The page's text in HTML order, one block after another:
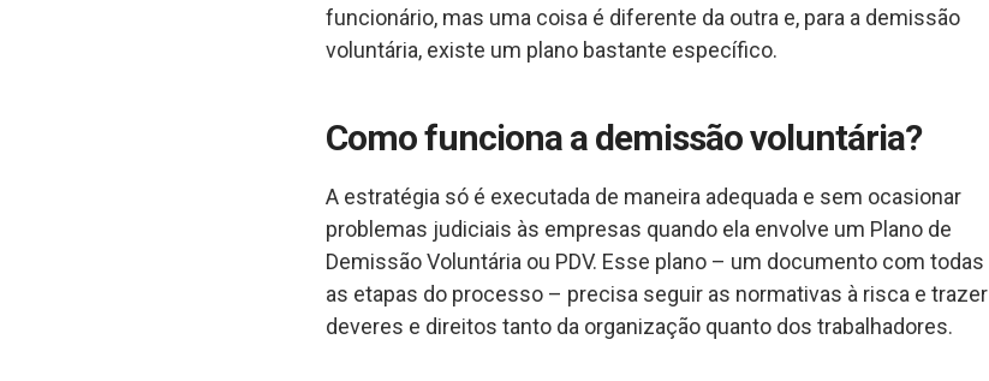
funcionário, mas uma coisa é diferente da outra e, para a demissão
voluntária, existe um plano bastante específico.
Como funciona a demissão voluntária?
A estratégia só é executada de maneira adequada e sem ocasionar
problemas judiciais às empresas quando ela envolve um Plano de
Demissão Voluntária ou PDV. Esse plano – um documento com todas
as etapas do processo – precisa seguir as normativas à risca e trazer
deveres e direitos tanto da organização quanto dos trabalhadores.